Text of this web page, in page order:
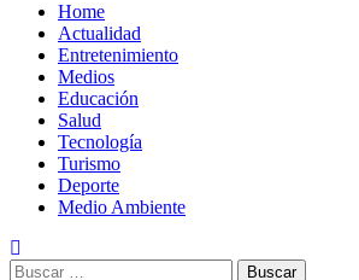
Home
Actualidad
Entretenimiento
Medios
Educación
Salud
Tecnología
Turismo
Deporte
Medio Ambiente
Buscar: